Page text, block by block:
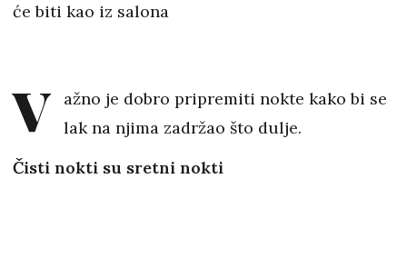
će biti kao iz salona
V
ažno je dobro pripremiti nokte kako bi se
lak na njima zadržao što dulje.
Čisti nokti su sretni nokti